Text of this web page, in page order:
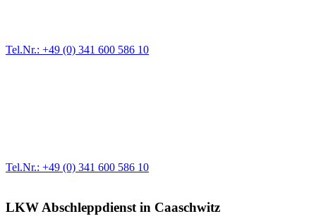
Tel.Nr.: +49 (0) 341 600 586 10
Tel.Nr.: +49 (0) 341 600 586 10
LKW Abschleppdienst in Caaschwitz